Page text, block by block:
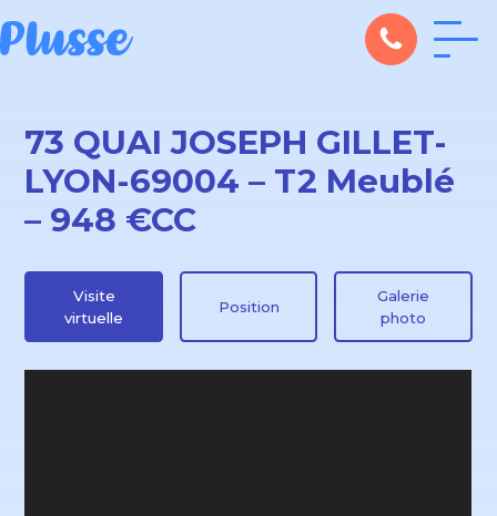
73 QUAI JOSEPH GILLET-
LYON-69004 – T2 Meublé
– 948 €CC
Visite
virtuelle
Position
Galerie
photo